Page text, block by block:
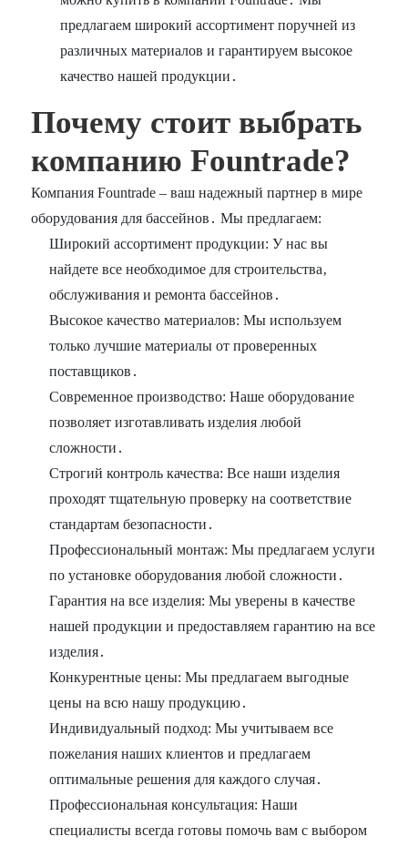
предлагаем широкий ассортимент поручней из
различных материалов и гарантируем высокое
качество нашей продукции․
Почему стоит выбрать
компанию Fountrade?
Компания Fountrade – ваш надежный партнер в мире
оборудования для бассейнов․ Мы предлагаем:
Широкий ассортимент продукции: У нас вы
найдете все необходимое для строительства‚
обслуживания и ремонта бассейнов․
Высокое качество материалов: Мы используем
только лучшие материалы от проверенных
поставщиков․
Современное производство: Наше оборудование
позволяет изготавливать изделия любой
сложности․
Строгий контроль качества: Все наши изделия
проходят тщательную проверку на соответствие
стандартам безопасности․
Профессиональный монтаж: Мы предлагаем услуги
по установке оборудования любой сложности․
Гарантия на все изделия: Мы уверены в качестве
нашей продукции и предоставляем гарантию на все
изделия․
Конкурентные цены: Мы предлагаем выгодные
цены на всю нашу продукцию․
Индивидуальный подход: Мы учитываем все
пожелания наших клиентов и предлагаем
оптимальные решения для каждого случая․
Профессиональная консультация: Наши
специалисты всегда готовы помочь вам с выбором